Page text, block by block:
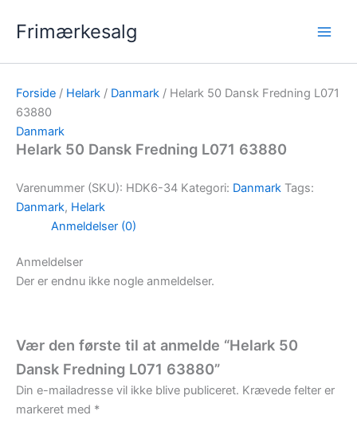
Frimærkesalg
Forside / Helark / Danmark / Helark 50 Dansk Fredning L071
63880
Danmark
Helark 50 Dansk Fredning L071 63880
Varenummer (SKU): HDK6-34 Kategori: Danmark Tags:
Danmark, Helark
Anmeldelser (0)
Anmeldelser
Der er endnu ikke nogle anmeldelser.
Vær den første til at anmelde “Helark 50
Dansk Fredning L071 63880”
Din e-mailadresse vil ikke blive publiceret. Krævede felter er
markeret med *